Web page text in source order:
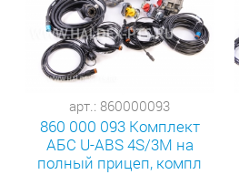
арт.: 860000093
860 000 093 Комплект
АБС U-ABS 4S/3M на
полный прицеп, компл